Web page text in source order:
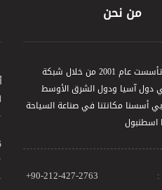
من نحن
الريان جروب الأم تأسست عام 2001 من خلال شبكة
في دول آسيا ودول الشرق الأوسط
أسسنا مكانتنا في صناعة السياحة
اسطنبول
:
+90-212-427-2763